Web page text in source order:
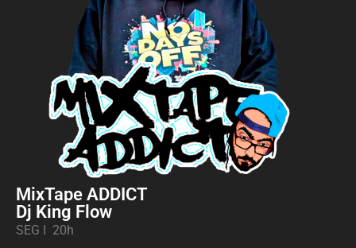
MixTape ADDICT
Dj King Flow
SEG I 20h